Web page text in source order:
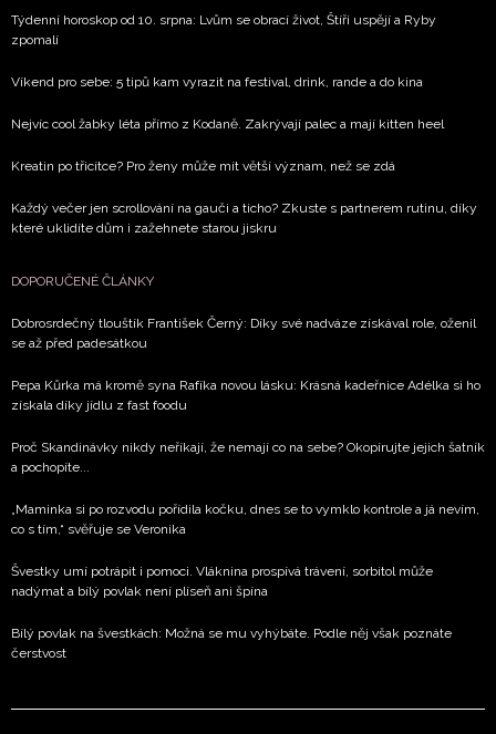
vyhodnocení akce a zasílání novinek.
informace od našich partnerů? Pokud souhlasíte se
soukromí BurdaMedia Extra s.r.o., zaškrtněte toto pole.
Týdenní horoskop od 10. srpna: Lvům se obrací život, Štíři uspějí a Ryby
zpomalí
Víkend pro sebe: 5 tipů kam vyrazit na festival, drink, rande a do kina
Nejvíc cool žabky léta přímo z Kodaně. Zakrývají palec a mají kitten heel
Kreatin po třicítce? Pro ženy může mít větší význam, než se zdá
Každý večer jen scrollování na gauči a ticho? Zkuste s partnerem rutinu, díky
které uklidíte dům i zažehnete starou jiskru
DOPORUČENÉ ČLÁNKY
Dobrosrdečný tlouštík František Černý: Díky své nadváze získával role, oženil
se až před padesátkou
Pepa Kůrka má kromě syna Rafíka novou lásku: Krásná kadeřnice Adélka si ho
získala díky jídlu z fast foodu
Proč Skandinávky nikdy neříkají, že nemají co na sebe? Okopírujte jejich šatník
a pochopíte...
„Maminka si po rozvodu pořídila kočku, dnes se to vymklo kontrole a já nevím,
co s tím,“ svěřuje se Veronika
Švestky umí potrápit i pomoci. Vláknina prospívá trávení, sorbitol může
nadýmat a bílý povlak není plíseň ani špína
Bílý povlak na švestkách: Možná se mu vyhýbáte. Podle něj však poznáte
čerstvost